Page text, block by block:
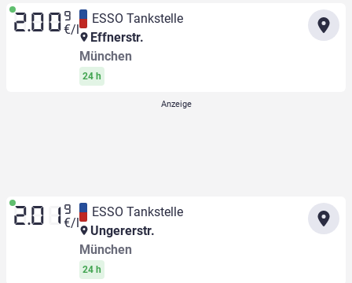
2.00 9
€/l
ESSO Tankstelle
Effnerstr.
München
24 h
2.01 9
€/l
ESSO Tankstelle
Ungererstr.
München
24 h